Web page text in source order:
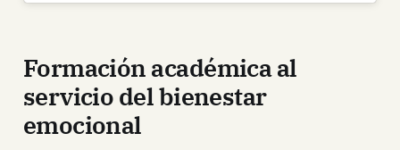
Formación académica al
servicio del bienestar
emocional